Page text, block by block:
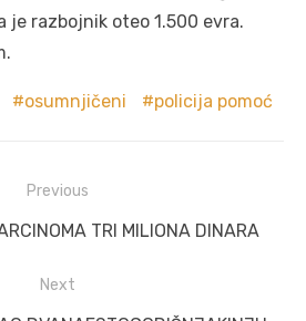
je razbojnik oteo 1.500 evra.
osumnjičeni policija pomoć
Previous
TRI MILIONA DINARA
Next